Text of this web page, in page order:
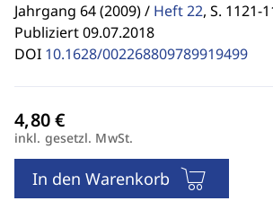
Jahrgang 64 (2009) / Heft 22, S. 1121-
Publiziert 09.07.2018
DOI 10.1628/002268809789919499
inkl. gesetzl. MwSt.
In den Warenkorb